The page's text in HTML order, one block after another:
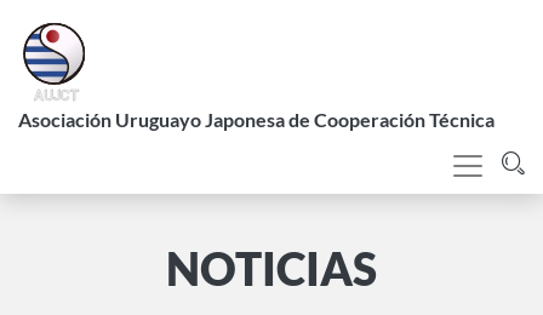
contenido
principal
Asociación Uruguayo Japonesa de Cooperación Técnica
NOTICIAS